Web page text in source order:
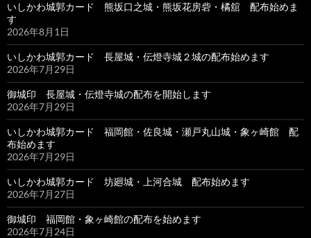
いしかわ城郭カード 熊坂口之城・熊坂花房砦・橘舘 配布始めま
す
2026年8月1日
いしかわ城郭カード 長屋城・伝燈寺城２城の配布始めます
2026年7月29日
御城印 長屋城・伝燈寺城の配布を開始します
2026年7月29日
いしかわ城郭カード 福岡館・佐良城・瀬戸丸山城・象ヶ崎館 配
布始めます
2026年7月29日
いしかわ城郭カード 坊廻城・上河合城 配布始めます
2026年7月27日
御城印 福岡館・象ヶ崎館の配布を始めます
2026年7月24日